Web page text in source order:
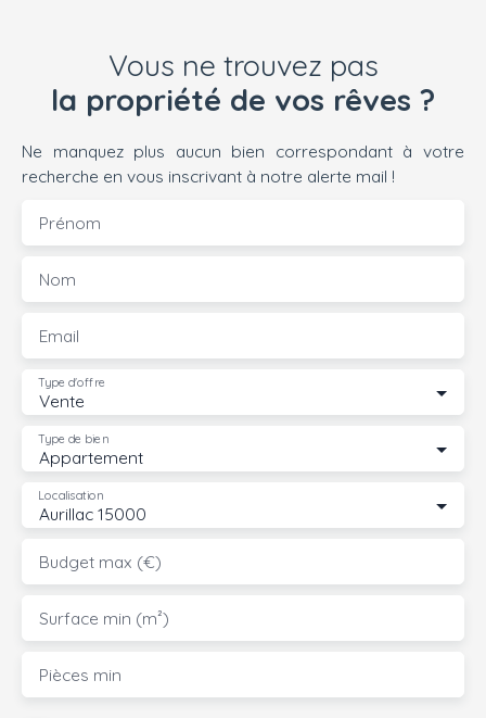
Vous ne trouvez pas
la propriété de vos rêves ?
Ne manquez plus aucun bien correspondant à votre
recherche en vous inscrivant à notre alerte mail !
Prénom
Nom
Email
Vente
Type d'offre
Appartement
Type de bien
Aurillac 15000
Localisation
Budget max (€)
Surface min (m²)
Pièces min